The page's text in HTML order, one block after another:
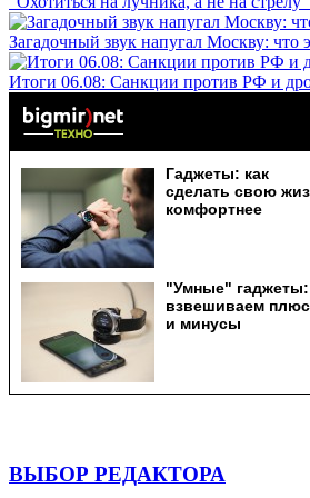
Загадочный звук напугал Москву: что
Итоги 06.08: Санкции против РФ и
ВЫБОР РЕДАКТОРА